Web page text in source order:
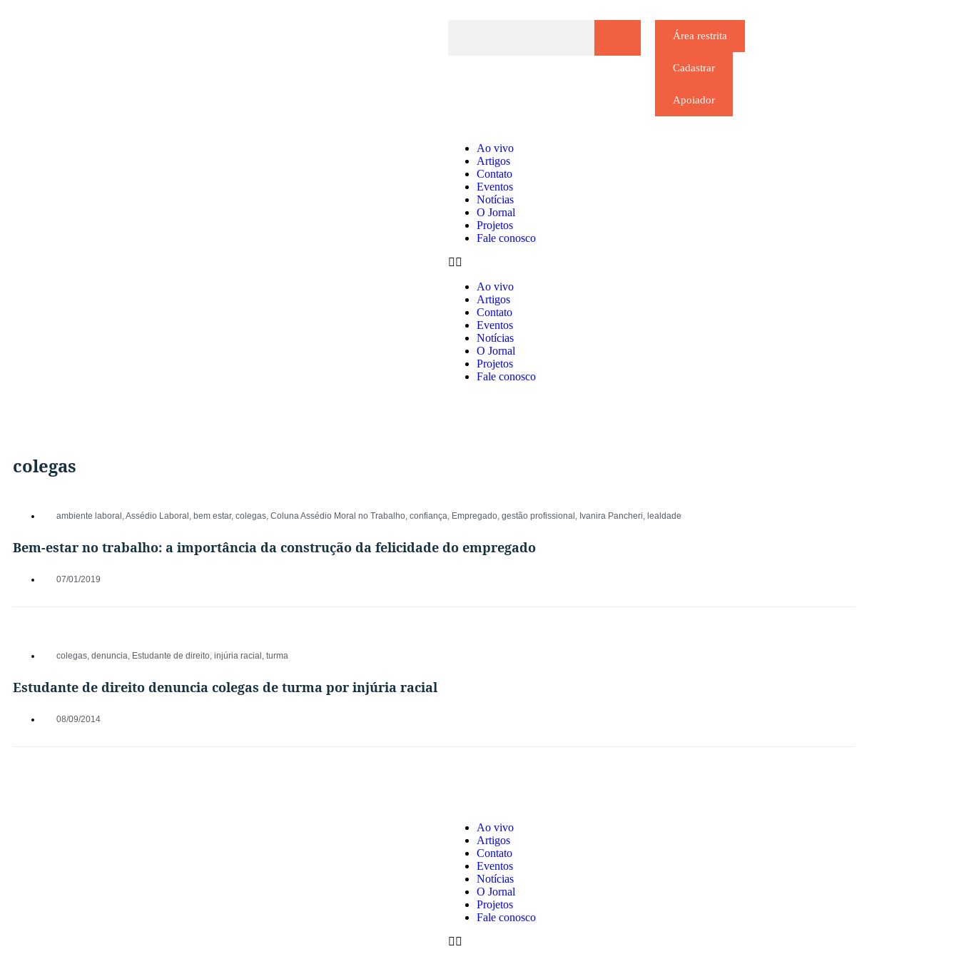
Área restrita
Cadastrar
Apoiador
Ao vivo
Artigos
Contato
Eventos
Notícias
O Jornal
Projetos
Fale conosco
Ao vivo
Artigos
Contato
Eventos
Notícias
O Jornal
Projetos
Fale conosco
colegas
ambiente laboral ,Assédio Laboral , bem estar, colegas, Coluna Assédio Moral no Trabalho, confiança, Empregado, gestão profissional , Ivanira Pancheri, lealdade
Bem-estar no trabalho: a importância da construção da felicidade do empregado
07/01/2019
colegas, denuncia, Estudante de direito, injúria racial , turma
Estudante de direito denuncia colegas de turma por injúria racial
08/09/2014
Ao vivo
Artigos
Contato
Eventos
Notícias
O Jornal
Projetos
Fale conosco